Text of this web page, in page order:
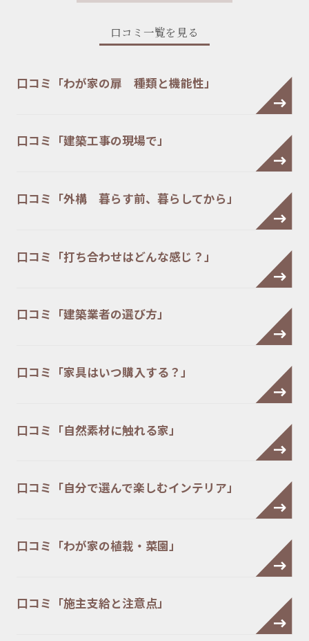
口コミ一覧を見る
口コミ「わが家の扉 種類と機能性」
口コミ「建築工事の現場で」
口コミ「外構 暮らす前、暮らしてから」
口コミ「打ち合わせはどんな感じ？」
口コミ「建築業者の選び方」
口コミ「家具はいつ購入する？」
口コミ「自然素材に触れる家」
口コミ「自分で選んで楽しむインテリア」
口コミ「わが家の植栽・菜園」
口コミ「施主支給と注意点」